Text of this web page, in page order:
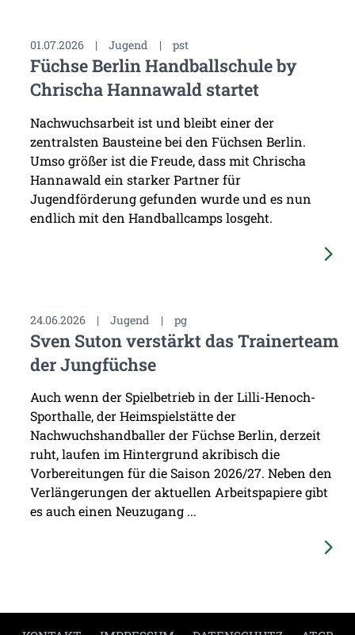
01.07.2026 | Jugend | pst
Füchse Berlin Handballschule by
Chrischa Hannawald startet
Nachwuchsarbeit ist und bleibt einer der
zentralsten Bausteine bei den Füchsen Berlin.
Umso größer ist die Freude, dass mit Chrischa
Hannawald ein starker Partner für
Jugendförderung gefunden wurde und es nun
endlich mit den Handballcamps losgeht.
24.06.2026 | Jugend | pg
Sven Suton verstärkt das Trainerteam
der Jungfüchse
Auch wenn der Spielbetrieb in der Lilli-Henoch-
Sporthalle, der Heimspielstätte der
Nachwuchshandballer der Füchse Berlin, derzeit
ruht, laufen im Hintergrund akribisch die
Vorbereitungen für die Saison 2026/27. Neben den
Verlängerungen der aktuellen Arbeitspapiere gibt
es auch einen Neuzugang ...